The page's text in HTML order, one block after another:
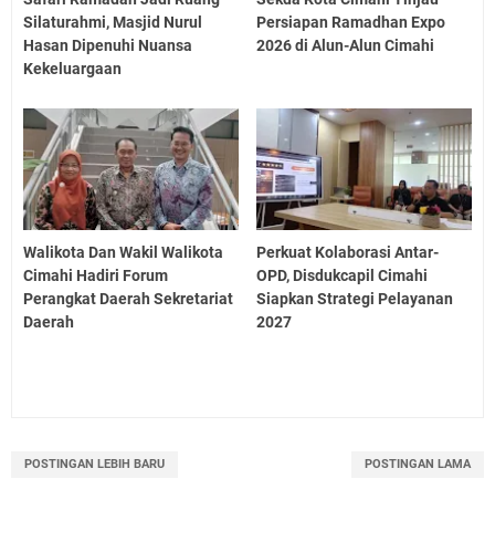
Silaturahmi, Masjid Nurul
Hasan Dipenuhi Nuansa
Kekeluargaan
Persiapan Ramadhan Expo
2026 di Alun-Alun Cimahi
Walikota Dan Wakil Walikota
Cimahi Hadiri Forum
Perangkat Daerah Sekretariat
Daerah
Perkuat Kolaborasi Antar-
OPD, Disdukcapil Cimahi
Siapkan Strategi Pelayanan
2027
POSTINGAN LEBIH BARU POSTINGAN LAMA